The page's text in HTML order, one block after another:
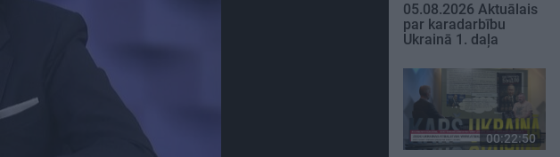
05.08.2026 Aktuālais
par karadarbību
Ukrainā 1. daļa
00:22:50